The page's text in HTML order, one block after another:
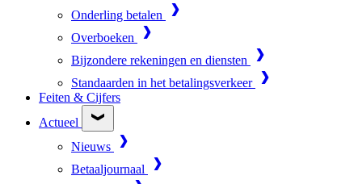
Onderling betalen
Overboeken
Bijzondere rekeningen en diensten
Standaarden in het betalingsverkeer
Feiten & Cijfers
Actueel
Nieuws
Betaaljournaal